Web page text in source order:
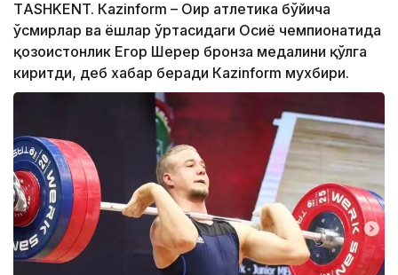
ТASHKENT. Кazinform – Оғир атлетика бўйича
ўсмирлар ва ёшлар ўртасидаги Осиё чемпионатида
қозоғистонлик Егор Шерер бронза медалини қўлга
киритди, деб хабар беради Кazinform мухбири.